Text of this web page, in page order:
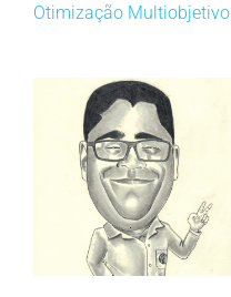
Otimização Multiobjetivo